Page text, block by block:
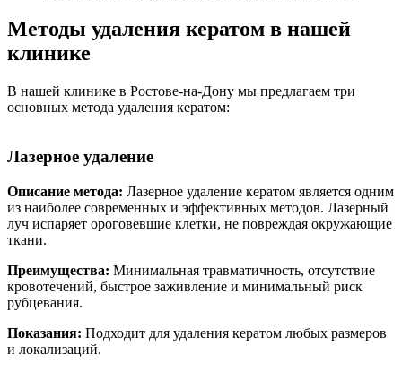
Методы удаления кератом в нашей
клинике
В нашей клинике в Ростове-на-Дону мы предлагаем три
основных метода удаления кератом:
Лазерное удаление
Описание метода: Лазерное удаление кератом является одним
из наиболее современных и эффективных методов. Лазерный
луч испаряет ороговевшие клетки, не повреждая окружающие
ткани.
Преимущества: Минимальная травматичность, отсутствие
кровотечений, быстрое заживление и минимальный риск
рубцевания.
Показания: Подходит для удаления кератом любых размеров
и локализаций.